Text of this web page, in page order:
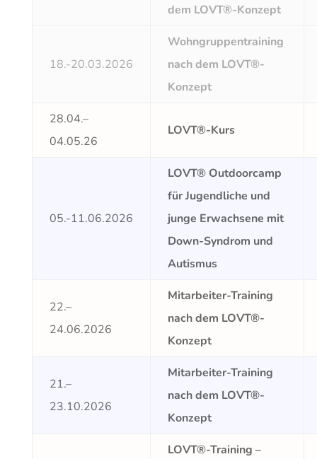
dem LOVT®-Konzept
18.-20.03.2026
Wohngruppentraining
nach dem LOVT®-
Konzept
28.04.–
04.05.26
LOVT®-Kurs
05.-11.06.2026
LOVT® Outdoorcamp
für Jugendliche und
junge Erwachsene mit
Down-Syndrom und
Autismus
22.–
24.06.2026
Mitarbeiter-Training
nach dem LOVT®-
Konzept
21.–
23.10.2026
Mitarbeiter-Training
nach dem LOVT®-
Konzept
LOVT®-Training –